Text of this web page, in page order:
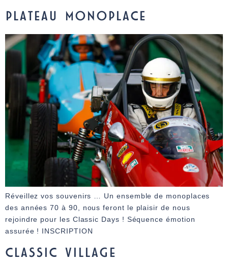
PLATEAU MONOPLACE
Réveillez vos souvenirs … Un ensemble de monoplaces
des années 70 à 90, nous feront le plaisir de nous
rejoindre pour les Classic Days ! Séquence émotion
assurée ! INSCRIPTION
CLASSIC VILLAGE